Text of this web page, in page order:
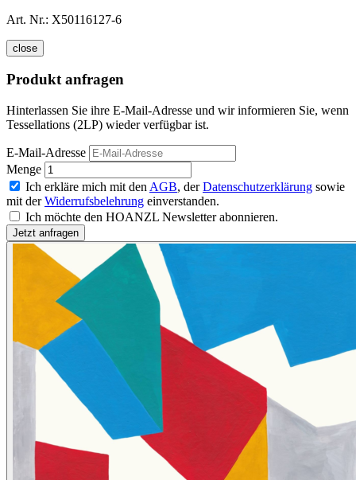
Art. Nr.: X50116127-6
close
Produkt anfragen
Hinterlassen Sie ihre E-Mail-Adresse und wir informieren Sie, wenn
Tessellations (2LP) wieder verfügbar ist.
E-Mail-Adresse
Menge
Ich erkläre mich mit den AGB, derDatenschutzerklärung sowie
mit derWiderrufsbelehrung einverstanden.
Ich möchte den HOANZL Newsletter abonnieren.